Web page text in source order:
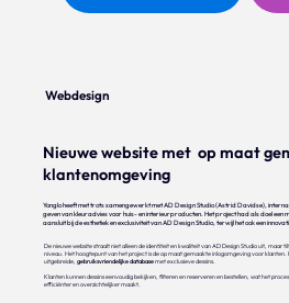
Webdesign
Nieuwe website met op maat
klantenomgeving
Yonglo heeft met trots samengewerkt met AD Design Studio (Astrid Davidse),
geven van kleuradvies voor huis- en interieurproducten. Het project had als doel
aansluit bij de esthetiek en exclusiviteit van AD Design Studio, terwijl het ook een
De nieuwe website straalt niet alleen de identiteit en kwaliteit van AD Design Studio uit, maar
niveau. Het hoogtepunt van het project is de op maat gemaakte inlogomgeving voor klanten.
uitgebreide, gebruiksvriendelijke databasemet exclusieve dessins.
Klanten kunnen dessins eenvoudig bekijken, filteren en reserveren en bestellen, wat het
efficiënter en overzichtelijker maakt.